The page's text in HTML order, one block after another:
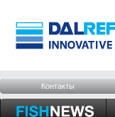
Контакты